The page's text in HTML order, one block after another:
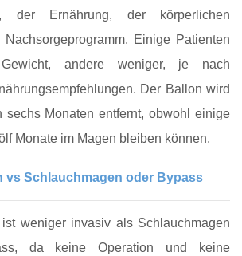
der Ernährung, der körperlichen
Einige Patienten
andere weniger, je nach
Der Ballon wird
sechs Monaten entfernt, obwohl einige
Monate im Magen bleiben können.
vs Schlauchmagen oder Bypass
weniger invasiv als Schlauchmagen
da keine Operation und keine